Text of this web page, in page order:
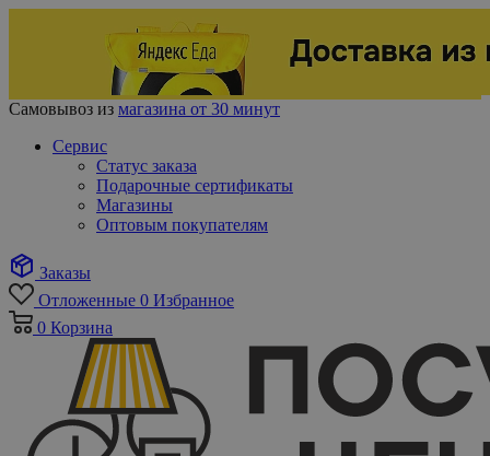
Самовывоз из магазина от 30 минут
Сервис
Статус заказа
Подарочные сертификаты
Магазины
Оптовым покупателям
Заказы
Отложенные 0 Избранное
0 Корзина